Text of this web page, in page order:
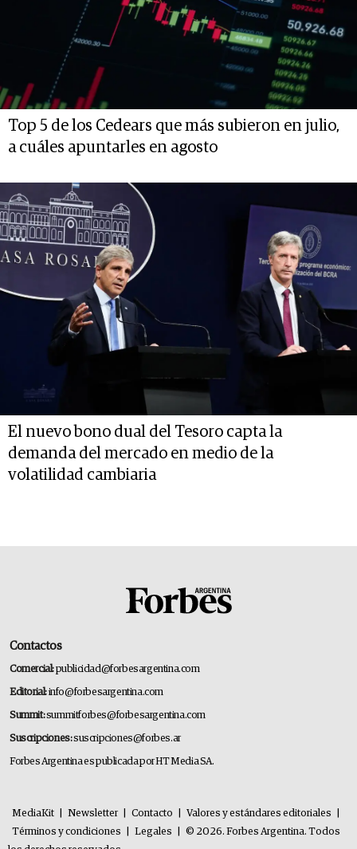
Top 5 de los Cedears que más subieron en julio,
a cuáles apuntarles en agosto
El nuevo bono dual del Tesoro capta la
demanda del mercado en medio de la
volatilidad cambiaria
Contactos
Comercial:publicidad@forbesargentina.com
Editorial:info@forbesargentina.com
Summit:summitforbes@forbesargentina.com
Suscripciones:suscripciones@forbes.ar
Forbes Argentina es publicada por HT Media SA.
MediaKit Newsletter Contacto Valores y estándares editoriales
Términos y condiciones
Legales
© 2026. Forbes Argentina. Todos